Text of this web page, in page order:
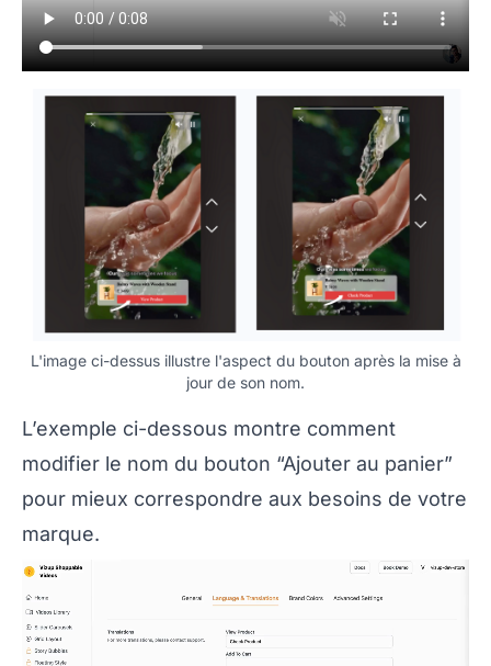
L'image ci-dessus illustre l'aspect du bouton après la mise à
jour de son nom.
L’exemple ci-dessous montre comment
modifier le nom du bouton “Ajouter au panier”
pour mieux correspondre aux besoins de votre
marque.